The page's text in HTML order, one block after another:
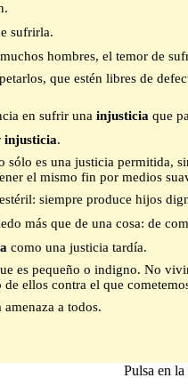
sufrirla.
hombres, el temor de
que estén libres de
en sufrir una injusticia que
injusticia.
sólo es una justicia permitida,
el mismo fin por medios
siempre produce hijos
más que de una cosa: de
como una justicia tardía.
es pequeño o indigno. No
ellos contra el que
amenaza a todos.
Pulsa en la